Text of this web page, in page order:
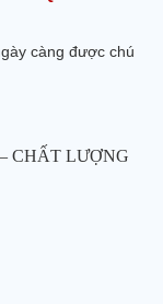
càng được chú